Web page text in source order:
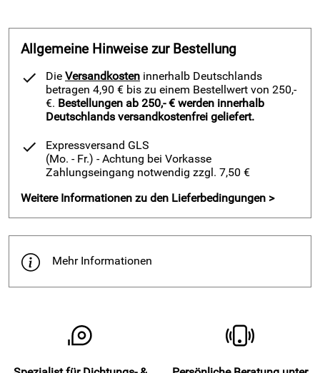
1m x 30m
2H Sanitär-Abdichtband - Industrie u. Handwerks Qualität
wird für schnelle und zuverlässige Abdichtung in Sanitär-
und Feuchtraumbereichen verarbeitet.
2H Sanitär-Abdichtband - Industrie u. Handwerks Qualität -
Einsatz in Handwerksbetrieben hergestellt. Hier sind die
Anforderungen bezüglich hoher Reißfestigkeit, Langlebigkeit
und schnelle, sowie einfache Verarbeitung extrem hoch.
Vorteile - 2H Sanitärdichtband / Abdichtband / Dichtbahn
300- 1m x 30m
Bis -5 °C einsatzbereit
hohe Reißfestigkeit
Allgemeine Hinweise zur Bestellung
Die Versandkosten innerhalb Deutschlands
betragen 4,90 € bis zu einem Bestellwert von 250,-
€. Bestellungen ab 250,- € werden innerhalb
Deutschlands versandkostenfrei geliefert.
Expressversand GLS
(Mo. - Fr.) - Achtung bei Vorkasse
Zahlungseingang notwendig zzgl. 7,50 €
Weitere Informationen zu den Lieferbedingungen >
Mehr Informationen